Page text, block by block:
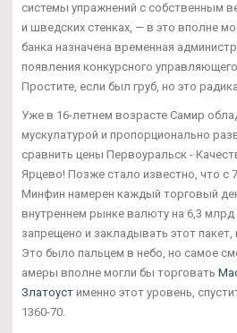
системы упражнений с собственным
и шведских стенках, — в это вполне
банка назначена временная
появления конкурсного
Простите, если был груб, но это
Уже в 16-летнем возрасте Самир
мускулатурой и пропорционально
сравнить цены Первоуральск -
Ярцево! Позже стало известно, что с
Минфин намерен каждый торговый
внутреннем рынке валюту на 6,3 млрд
запрещено и закладывать этот пакет,
Это было пальцем в небо, но самое
амеры вполне могли бы торговать
Златоуст именно этот уровень,
1360-70.